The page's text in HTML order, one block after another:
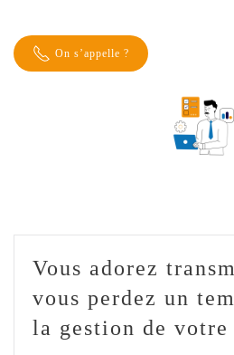
On s’appelle ?
Vous adorez
vous perdez un
la gestion de